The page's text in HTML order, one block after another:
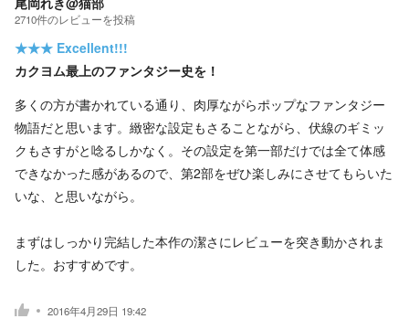
2710件のレビューを投稿
★★★ Excellent!!!
カクヨム最上のファンタジー史を！
多くの方が書かれている通り、肉厚ながらポップなファンタジー
物語だと思います。緻密な設定もさることながら、伏線のギミッ
クもさすがと唸るしかなく。その設定を第一部だけでは全て体感
できなかった感があるので、第2部をぜひ楽しみにさせてもらいた
いな、と思いながら。
まずはしっかり完結した本作の潔さにレビューを突き動かされま
した。おすすめです。
2016年4月29日 19:42